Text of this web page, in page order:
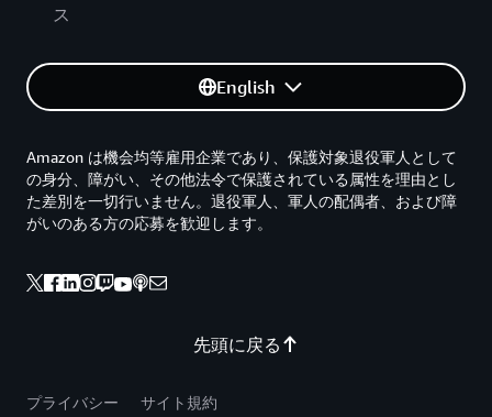
ス
English
先頭に戻る
Amazon は機会均等雇用企業であり、保護対象退役軍人として
の身分、障がい、その他法令で保護されている属性を理由とし
た差別を一切行いません。退役軍人、軍人の配偶者、および障
がいのある方の応募を歓迎します。
プライバシー
サイト規約